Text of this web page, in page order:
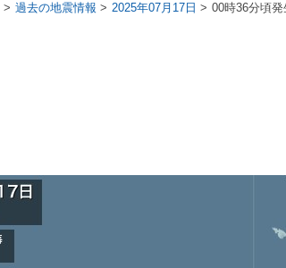
過去の地震情報 2025年07月17日 00時36分頃